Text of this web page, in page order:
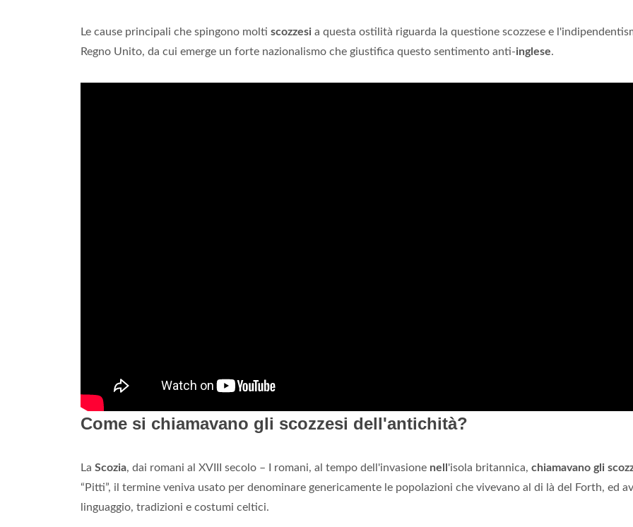
Le cause principali che spingono molti scozzesi a questa ostilità riguarda la questione scozzese e
Regno Unito, da cui emerge un forte nazionalismo che giustifica questo sentimento anti-inglese.
Come si chiamavano gli scozzesi dell'antichità?
La Scozia, dai romani al XVIII secolo – I romani, al tempo dell'invasione nell 'isola britannica, chiamavano gli
“Pitti”, il termine veniva usato per denominare genericamente le popolazioni che vivevano al di là del Forth, ed
linguaggio, tradizioni e costumi celtici.